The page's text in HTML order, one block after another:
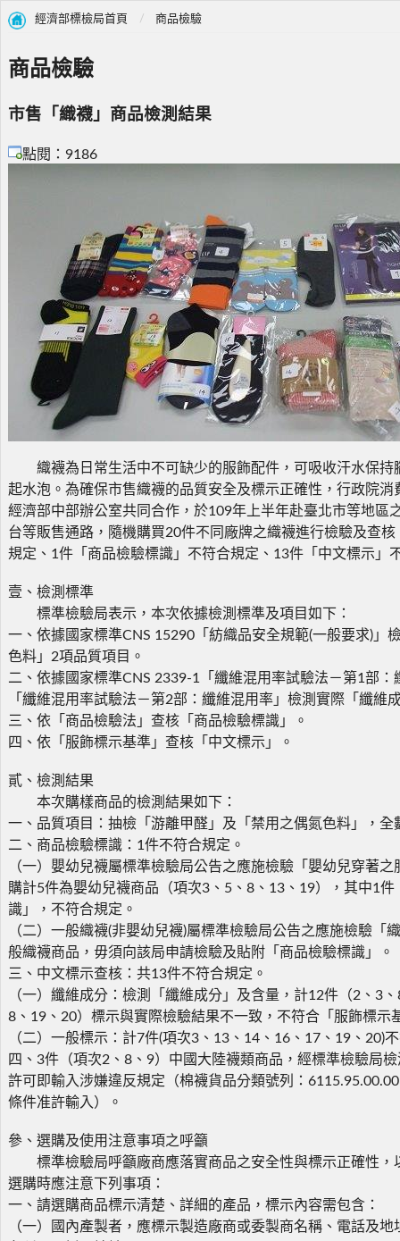
經濟部標檢局首頁 商品檢驗
商品檢驗
市售「織襪」商品檢測結果
點閱：9186
織襪為日常生活中不可缺少的服飾配件，可吸收汗水保持
起水泡。為確保市售織襪的品質安全及標示正確性，行政院
經濟部中部辦公室共同合作，於109年上半年赴臺北市等地區
台等販售通路，隨機購買20件不同廠牌之織襪進行檢驗及查
規定、1件「商品檢驗標識」不符合規定、13件「中文標示」
壹、檢測標準
標準檢驗局表示，本次依據檢測標準及項目如下：
一、依據國家標準CNS 15290「紡織品安全規範(一般要求)」
色料」2項品質項目。
二、依據國家標準CNS 2339-1「纖維混用率試驗法－第1部
「纖維混用率試驗法－第2部：纖維混用率」檢測實際「纖維
三、依「商品檢驗法」查核「商品檢驗標識」。
四、依「服飾標示基準」查核「中文標示」。
貳、檢測結果
本次購樣商品的檢測結果如下：
一、品質項目：抽檢「游離甲醛」及「禁用之偶氮色料」，全
二、商品檢驗標識：1件不符合規定。
（一）嬰幼兒襪屬標準檢驗局公告之應施檢驗「嬰幼兒穿著
購計5件為嬰幼兒襪商品（項次3、5、8、13、19），其中1
識」，不符合規定。
（二）一般織襪(非嬰幼兒襪)屬標準檢驗局公告之應施檢驗「
般織襪商品，毋須向該局申請檢驗及貼附「商品檢驗標識」。
三、中文標示查核：共13件不符合規定。
（一）纖維成分：檢測「纖維成分」及含量，計12件（2、3
8、19、20）標示與實際檢驗結果不一致，不符合「服飾標示
（二）一般標示：計7件(項次3、13、14、16、17、19、20)
四、3件（項次2、8、9）中國大陸襪類商品，經標準檢驗局
許可即輸入涉嫌違反規定（棉襪貨品分類號列：
條件准許輸入）。
參、選購及使用注意事項之呼籲
標準檢驗局呼籲廠商應落實商品之安全性與標示正確性，
選購時應注意下列事項：
一、請選購商品標示清楚、詳細的產品，標示內容需包含：
（一）國內產製者，應標示製造廠商或委製商名稱、電話及